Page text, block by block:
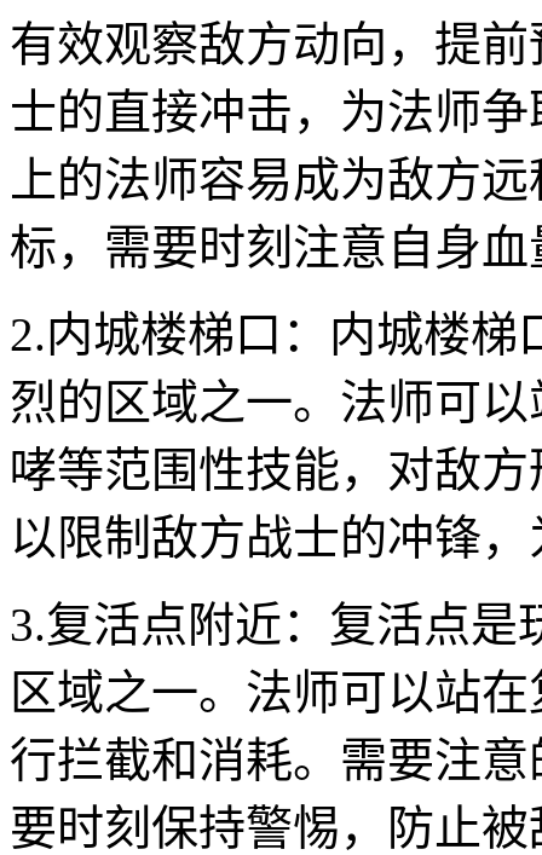
有效观察敌方动向，提
士的直接冲击，为法师
上的法师容易成为敌方
标，需要时刻注意自身血
2.内城楼梯口：内城楼
烈的区域之一。法师可
哮等范围性技能，对敌
以限制敌方战士的冲锋
3.复活点附近：复活点
区域之一。法师可以站
行拦截和消耗。需要注
要时刻保持警惕，防止